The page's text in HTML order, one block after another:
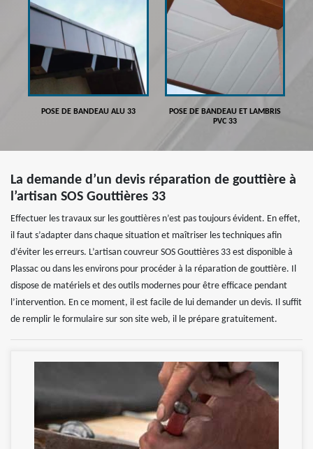
POSE DE BANDEAU ALU 33
POSE DE BANDEAU ET LAMBRIS
PVC 33
La demande d’un devis réparation de gouttière à
l’artisan SOS Gouttières 33
Effectuer les travaux sur les gouttières n’est pas toujours évident. En effet,
il faut s’adapter dans chaque situation et maîtriser les techniques afin
d’éviter les erreurs. L’artisan couvreur SOS Gouttières 33 est disponible à
Plassac ou dans les environs pour procéder à la réparation de gouttière. Il
dispose de matériels et des outils modernes pour être efficace pendant
l’intervention. En ce moment, il est facile de lui demander un devis. Il suffit
de remplir le formulaire sur son site web, il le prépare gratuitement.